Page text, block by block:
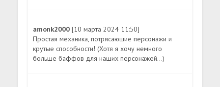
amonk2000[10 марта 2024 11:50]
Простая механика, потрясающие персонажи и
крутые способности! (Хотя я хочу немного
больше баффов для наших персонажей...)